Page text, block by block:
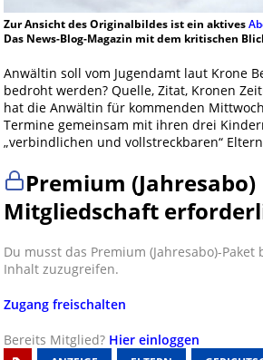
Zur Ansicht des Originalbildes ist ein aktives
Das News-Blog-Magazin mit dem kritischen
Anwältin soll vom Jugendamt laut Krone
bedroht werden? Quelle, Zitat, Kronen
hat die Anwältin für kommenden
Termine gemeinsam mit ihren drei
„verbindlichen und vollstreckbaren“
Premium (Jahresabo)
Mitgliedschaft
Du musst das Premium (Jahresabo)-
Inhalt zuzugreifen.
Zugang freischalten
Bereits Mitglied? Hier einloggen